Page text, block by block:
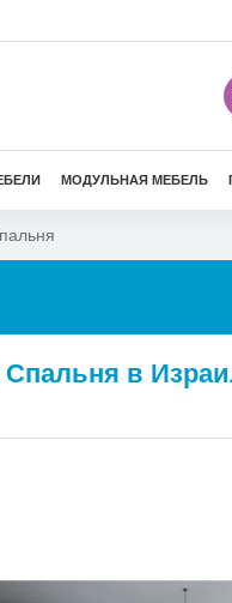
МОДУЛЬНАЯ МЕБЕЛЬ
Спальня в